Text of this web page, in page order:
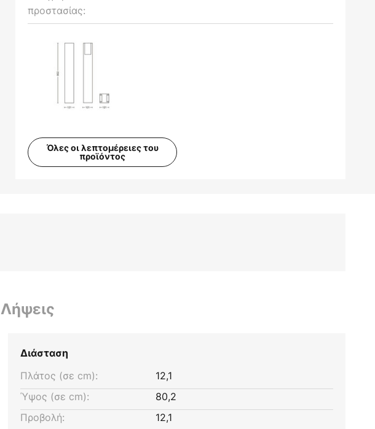
προστασίας:
Όλες οι λεπτομέρειες του
προϊόντος
Λήψεις
Διάσταση
Πλάτος (σε cm):
12,1
Ύψος (σε cm):
80,2
Προβολή:
12,1